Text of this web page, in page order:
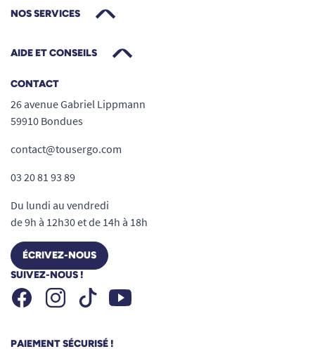
NOS SERVICES
AIDE ET CONSEILS
CONTACT
26 avenue Gabriel Lippmann
59910 Bondues
contact@tousergo.com
03 20 81 93 89
Du lundi au vendredi
de 9h à 12h30 et de 14h à 18h
ÉCRIVEZ-NOUS
SUIVEZ-NOUS !
FacebookInstagramTiktok Youtube
PAIEMENT SÉCURISÉ !